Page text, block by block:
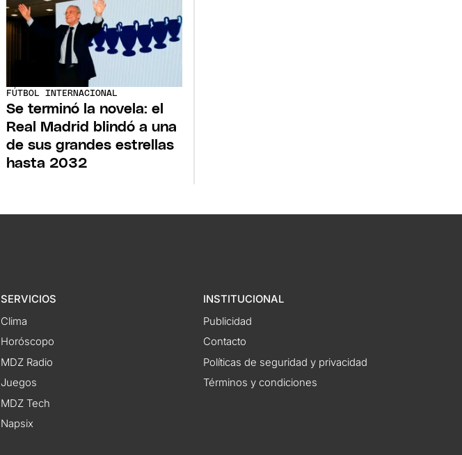
FÚTBOL INTERNACIONAL
Se terminó la novela: el
Real Madrid blindó a una
de sus grandes estrellas
hasta 2032
SERVICIOS
Clima
Horóscopo
MDZ Radio
Juegos
MDZ Tech
Napsix
INSTITUCIONAL
Publicidad
Contacto
Políticas de seguridad y privacidad
Términos y condiciones